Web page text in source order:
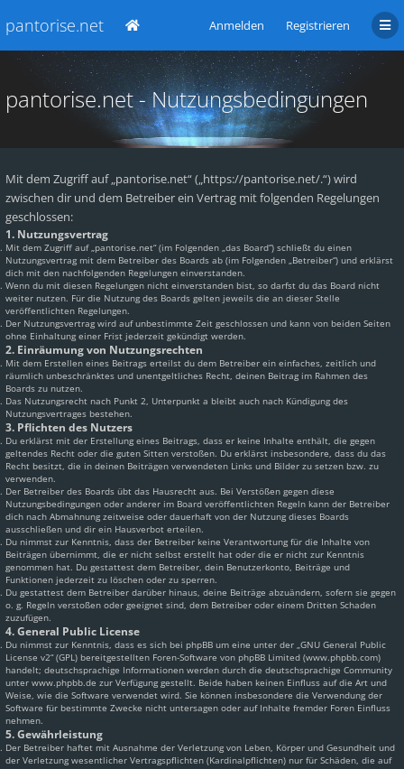
pantorise.net Anmelden Registrieren
pantorise.net - Nutzungsbedingungen
Mit dem Zugriff auf „pantorise.net“ („https://pantorise.net/.“) wird
zwischen dir und dem Betreiber ein Vertrag mit folgenden Regelungen
geschlossen:
1. Nutzungsvertrag
Mit dem Zugriff auf „pantorise.net“ (im Folgenden „das Board“) schließt du einen
Nutzungsvertrag mit dem Betreiber des Boards ab (im Folgenden „Betreiber“) und erklärst
dich mit den nachfolgenden Regelungen einverstanden.
Wenn du mit diesen Regelungen nicht einverstanden bist, so darfst du das Board nicht
weiter nutzen. Für die Nutzung des Boards gelten jeweils die an dieser Stelle
veröffentlichten Regelungen.
Der Nutzungsvertrag wird auf unbestimmte Zeit geschlossen und kann von beiden Seiten
ohne Einhaltung einer Frist jederzeit gekündigt werden.
2. Einräumung von Nutzungsrechten
Mit dem Erstellen eines Beitrags erteilst du dem Betreiber ein einfaches, zeitlich und
räumlich unbeschränktes und unentgeltliches Recht, deinen Beitrag im Rahmen des
Boards zu nutzen.
Das Nutzungsrecht nach Punkt 2, Unterpunkt a bleibt auch nach Kündigung des
Nutzungsvertrages bestehen.
3. Pflichten des Nutzers
Du erklärst mit der Erstellung eines Beitrags, dass er keine Inhalte enthält, die gegen
geltendes Recht oder die guten Sitten verstoßen. Du erklärst insbesondere, dass du das
Recht besitzt, die in deinen Beiträgen verwendeten Links und Bilder zu setzen bzw. zu
verwenden.
Der Betreiber des Boards übt das Hausrecht aus. Bei Verstößen gegen diese
Nutzungsbedingungen oder anderer im Board veröffentlichten Regeln kann der Betreiber
dich nach Abmahnung zeitweise oder dauerhaft von der Nutzung dieses Boards
ausschließen und dir ein Hausverbot erteilen.
Du nimmst zur Kenntnis, dass der Betreiber keine Verantwortung für die Inhalte von
Beiträgen übernimmt, die er nicht selbst erstellt hat oder die er nicht zur Kenntnis
genommen hat. Du gestattest dem Betreiber, dein Benutzerkonto, Beiträge und
Funktionen jederzeit zu löschen oder zu sperren.
Du gestattest dem Betreiber darüber hinaus, deine Beiträge abzuändern, sofern sie gegen
o. g. Regeln verstoßen oder geeignet sind, dem Betreiber oder einem Dritten Schaden
zuzufügen.
4. General Public License
Du nimmst zur Kenntnis, dass es sich bei phpBB um eine unter der „GNU General Public
License v2“ (GPL) bereitgestellten Foren-Software von phpBB Limited (www.phpbb.com)
handelt; deutschsprachige Informationen werden durch die deutschsprachige Community
unter www.phpbb.de zur Verfügung gestellt. Beide haben keinen Einfluss auf die Art und
Weise, wie die Software verwendet wird. Sie können insbesondere die Verwendung der
Software für bestimmte Zwecke nicht untersagen oder auf Inhalte fremder Foren Einfluss
nehmen.
5. Gewährleistung
Der Betreiber haftet mit Ausnahme der Verletzung von Leben, Körper und Gesundheit und
der Verletzung wesentlicher Vertragspflichten (Kardinalpflichten) nur für Schäden, die auf